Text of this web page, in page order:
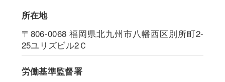
所在地
〒806-0068 福岡県北九州市八幡西区別所町2-
25ユリズビル2Ｃ
労働基準監督署